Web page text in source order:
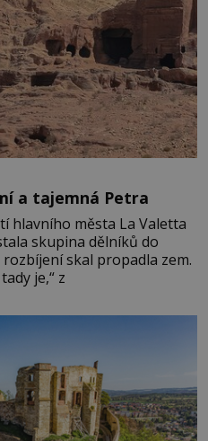
a tajemná Petra
hlavního města La Valetta
skupina dělníků do
skal propadla zem.
je,“ z